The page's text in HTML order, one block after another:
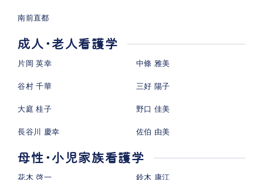
南前直都
成人・老人看護学
片岡 英幸 中條 雅美
谷村 千華 三好 陽子
大庭 桂子 野口 佳美
長谷川 慶幸 佐伯 由美
母性・小児家族看護学
花木 啓一 鈴木 康江